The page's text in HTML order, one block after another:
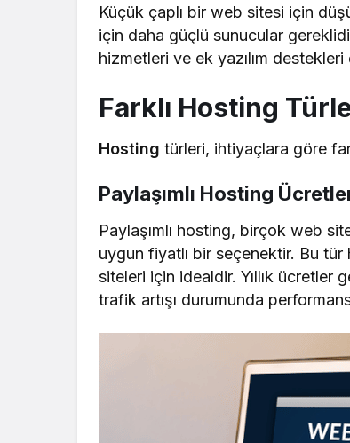
Küçük çaplı bir web sitesi için
için daha güçlü sunucular
hizmetleri ve ek yazılım
Farklı Hosting
Hostingtürleri, ihtiyaçlara göre
Paylaşımlı Hosting
Paylaşımlı hosting, birçok web
uygun fiyatlı bir seçenektir. Bu
siteleri için idealdir. Yıllık
trafik artışı durumunda